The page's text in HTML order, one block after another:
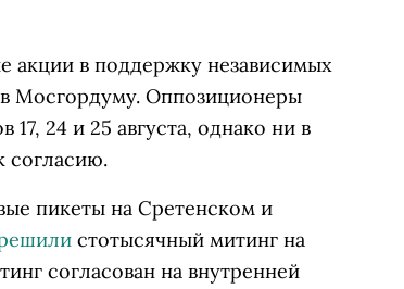
акции в поддержку независимых
Мосгордуму. Оппозиционеры
24 и 25 августа, однако ни в
согласию.
пикеты на Сретенском и
стотысячный митинг на
согласован на внутренней